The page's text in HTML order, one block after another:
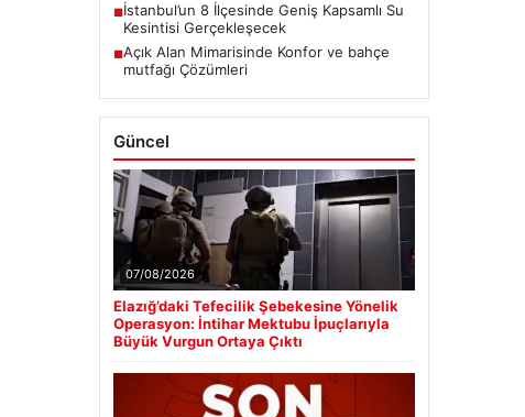
■İstanbul’un 8 İlçesinde Geniş Kapsamlı Su
Kesintisi Gerçekleşecek
■Açık Alan Mimarisinde Konfor ve bahçe
mutfağı Çözümleri
Güncel
07/08/2026
Elazığ’daki Tefecilik Şebekesine Yönelik
Operasyon: İntihar Mektubu İpuçlarıyla
Büyük Vurgun Ortaya Çıktı